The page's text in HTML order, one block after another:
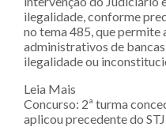
ilegalidade, conforme
no tema 485, que permite
administrativos de
ilegalidade ou
Leia Mais
Concurso: 2ª turma
aplicou precedente do STJ